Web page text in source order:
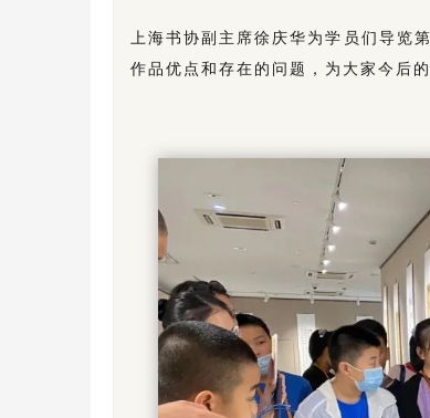
上海书协副主席徐庆华为学员们导览
作品优点和存在的问题，为大家今后